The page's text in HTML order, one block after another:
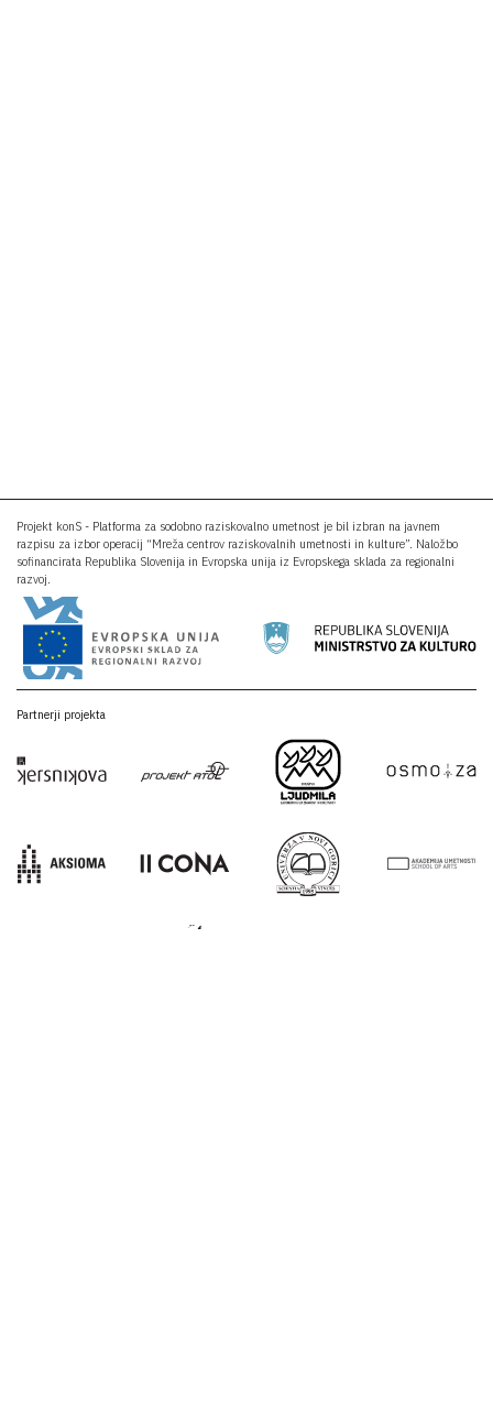
Projekt konS - Platforma za sodobno raziskovalno umetnost je bil izbran na javnem
razpisu za izbor operacij “Mreža centrov raziskovalnih umetnosti in kulture”. Naložbo
sofinancirata Republika Slovenija in Evropska unija iz Evropskega sklada za regionalni
razvoj.
Partnerji projekta